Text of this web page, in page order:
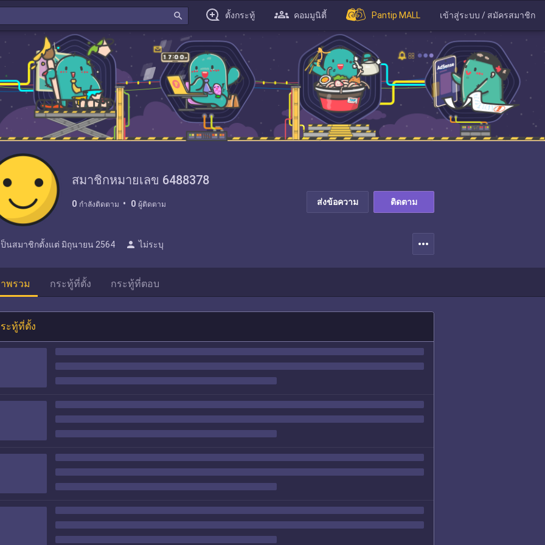
search ตั้งกระทู้ คอมมูนิตี้ Pantip MALL เข้าสู่ระบบ / สมัครสมาชิก
สมาชิกหมายเลข 6488378
0 กำลังติดตาม 0 ผู้ติดตาม ส่งข้อความ ติดตาม
ป็นสมาชิกตั้งแต่ มิถุนายน 2564 person ไม่ระบุ more_horiz
พรวม กระทู้ที่ตั้ง กระทู้ที่ตอบ
ะทู้ที่ตั้ง